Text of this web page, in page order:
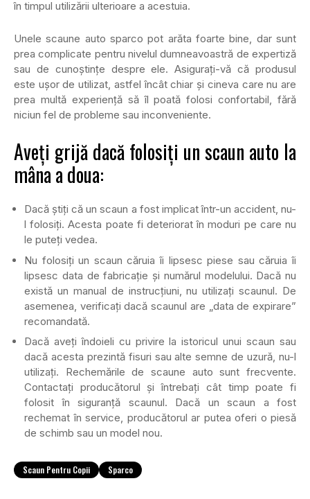
în timpul utilizării ulterioare a acestuia.
Unele scaune auto sparco pot arăta foarte bine, dar sunt
prea complicate pentru nivelul dumneavoastră de expertiză
sau de cunoștințe despre ele. Asigurați-vă că produsul
este ușor de utilizat, astfel încât chiar și cineva care nu are
prea multă experiență să îl poată folosi confortabil, fără
niciun fel de probleme sau inconveniente.
Aveți grijă dacă folosiți un scaun auto la
mâna a doua:
Dacă știți că un scaun a fost implicat într-un accident, nu-
l folosiți. Acesta poate fi deteriorat în moduri pe care nu
le puteți vedea.
Nu folosiți un scaun căruia îi lipsesc piese sau căruia îi
lipsesc data de fabricație și numărul modelului. Dacă nu
există un manual de instrucțiuni, nu utilizați scaunul. De
asemenea, verificați dacă scaunul are „data de expirare”
recomandată.
Dacă aveți îndoieli cu privire la istoricul unui scaun sau
dacă acesta prezintă fisuri sau alte semne de uzură, nu-l
utilizați. Rechemările de scaune auto sunt frecvente.
Contactați producătorul și întrebați cât timp poate fi
folosit în siguranță scaunul. Dacă un scaun a fost
rechemat în service, producătorul ar putea oferi o piesă
de schimb sau un model nou.
Scaun Pentru Copii Sparco